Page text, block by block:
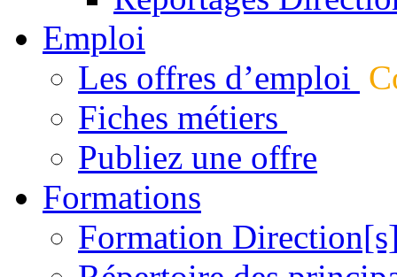
Emploi
Les offres d’emploi
Fiches métiers
Publiez une offre
Formations
Formation